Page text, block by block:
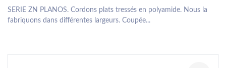
SERIE ZN PLANOS. Cordons plats tressés en polyamide. Nous la
fabriquons dans différentes largeurs. Coupée...